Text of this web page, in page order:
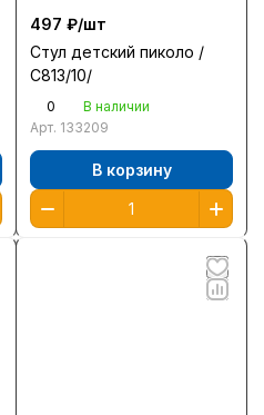
497 ₽/шт
Стул детский пиколо /
С813/10/
0
В наличии
Арт. 133209
В корзину